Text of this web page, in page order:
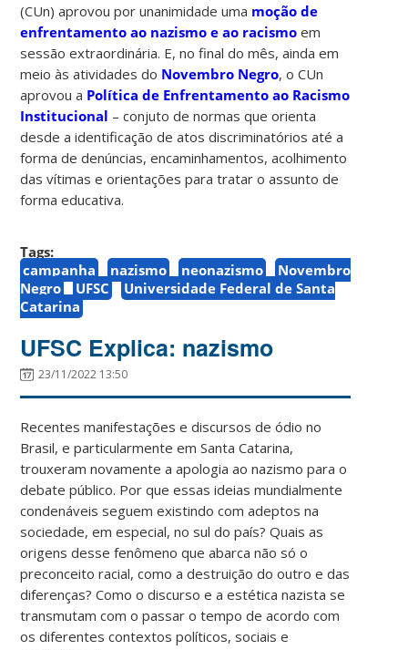
(CUn) aprovou por unanimidade uma moção de
enfrentamento ao nazismo e ao racismo em
sessão extraordinária. E, no final do mês, ainda em
meio às atividades do Novembro Negro, o CUn
aprovou a Política de Enfrentamento ao Racismo
Institucional – conjuto de normas que orienta
desde a identificação de atos discriminatórios até a
forma de denúncias, encaminhamentos, acolhimento
das vítimas e orientações para tratar o assunto de
forma educativa.
Tags:
campanha
nazismo neonazismo
Novembro
Negro
UFSC
Universidade Federal de Santa
Catarina
UFSC Explica: nazismo
23/11/2022 13:50
Recentes manifestações e discursos de ódio no
Brasil, e particularmente em Santa Catarina,
trouxeram novamente a apologia ao nazismo para o
debate público. Por que essas ideias mundialmente
condenáveis seguem existindo com adeptos na
sociedade, em especial, no sul do país? Quais as
origens desse fenômeno que abarca não só o
preconceito racial, como a destruição do outro e das
diferenças? Como o discurso e a estética nazista se
transmutam com o passar o tempo de acordo com
os diferentes contextos políticos, sociais e